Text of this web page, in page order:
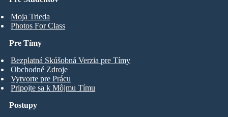
Moja Trieda
Photos For Class
Pre Tímy
Bezplatná Skúšobná Verzia pre Tímy
Obchodné Zdroje
Vytvorte pre Prácu
Pripojte sa k Môjmu Tímu
Postupy